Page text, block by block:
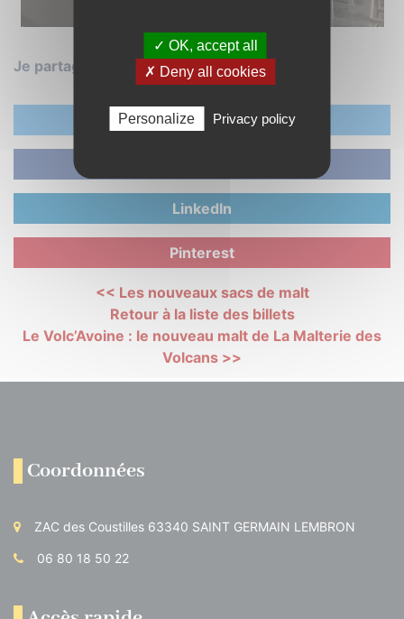
Je partage :
Twitter
LinkedIn
Pinterest
<< Les nouveaux sacs de malt
Retour à la liste des billets
Le Volc’Avoine : le nouveau malt de La Malterie des
Volcans >>
Coordonnées
ZAC des Coustilles 63340 SAINT GERMAIN LEMBRON
06 80 18 50 22
✓ OK, accept all
✗ Deny all cookies
Personalize Privacy policy